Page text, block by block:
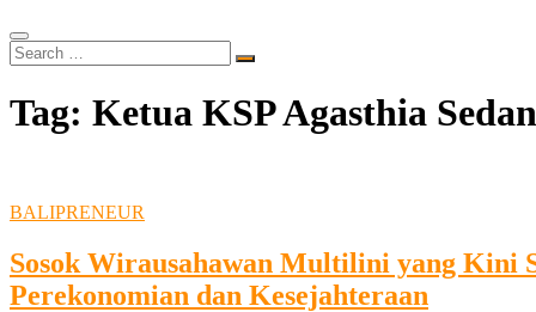
Search
…
Tag: Ketua KSP Agasthia
BALIPRENEUR
Sosok Wirausahawan Multilini yang Kini
Perekonomian dan Kesejahteraan